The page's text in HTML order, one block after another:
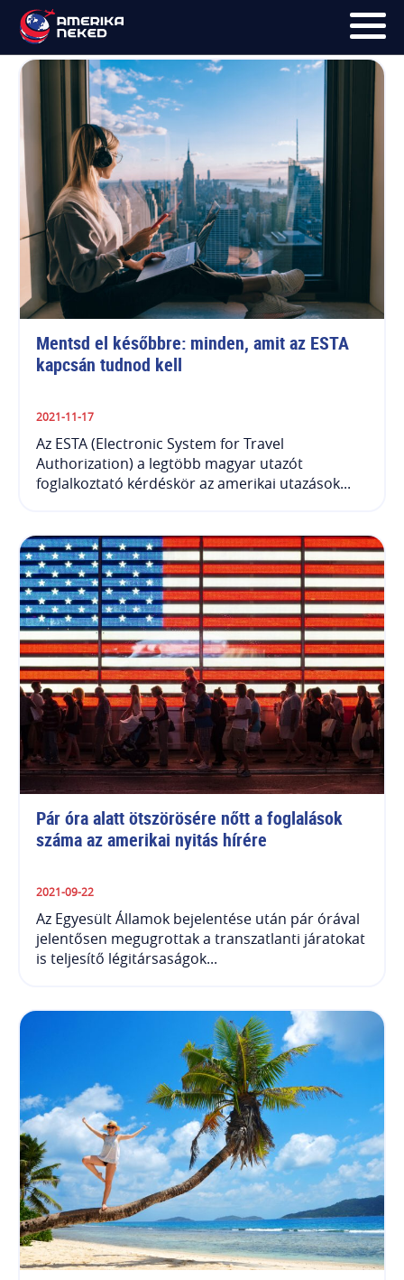
FŐOLDAL
HÍRLEVÉL
BLOG
RÓLUNK
KÉPEK
Holiday
Mentsd el későbbre: minden, amit az ESTA
kapcsán tudnod kell
2021-11-17
Az ESTA (Electronic System for Travel
Authorization) a legtöbb magyar utazót
foglalkoztató kérdéskör az amerikai utazások...
Pár óra alatt ötszörösére nőtt a foglalások
száma az amerikai nyitás hírére
2021-09-22
Az Egyesült Államok bejelentése után pár órával
jelentősen megugrottak a transzatlanti járatokat
is teljesítő légitársaságok...